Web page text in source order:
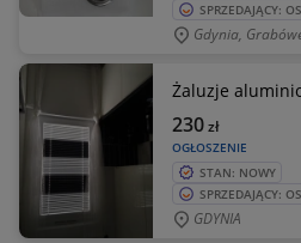
SPRZEDAJĄCY:
Gdynia,
Żaluzje
OGŁOSZENIE
230zł
STAN: NOWY
SPRZEDAJĄCY:
GDYNIA